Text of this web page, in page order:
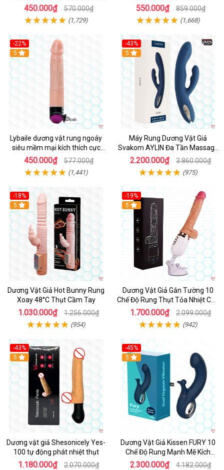
thật
450.000₫ 570.000₫
(1,729)
550.000₫ 859.000₫
(1,668)
-22%
Hot
5
Lybaile dương vật rung ngoáy
siêu mềm mại kích thích cực
mạnh
450.000₫ 577.000₫
(1,441)
-43%
Hot
5
Máy Rung Dương Vật Giả
Svakom AYLIN Đa Tần Massage
Sướng
2.200.000₫ 3.860.000₫
(975)
-18%
Hot
5
Dương Vật Giả Hot Bunny Rung
Xoay 48°C Thụt Cầm Tay
1.030.000₫ 1.256.000₫
(954)
-19%
Hot
5
Dương Vật Giả Gắn Tường 10
Chế Độ Rung Thụt Tỏa Nhiệt Cao
Cấp
1.700.000₫ 2.099.000₫
(942)
-43%
5
Dương vật giả Shesonicely Yes-
100 tự động phát nhiệt thụt
1.180.000₫ 2.070.000₫
-45%
Hot
5
Dương Vật Giả Kissen FURY 10
Chế Độ Rung Mạnh Mẽ Kích
Thích
2.300.000₫ 4.182.000₫